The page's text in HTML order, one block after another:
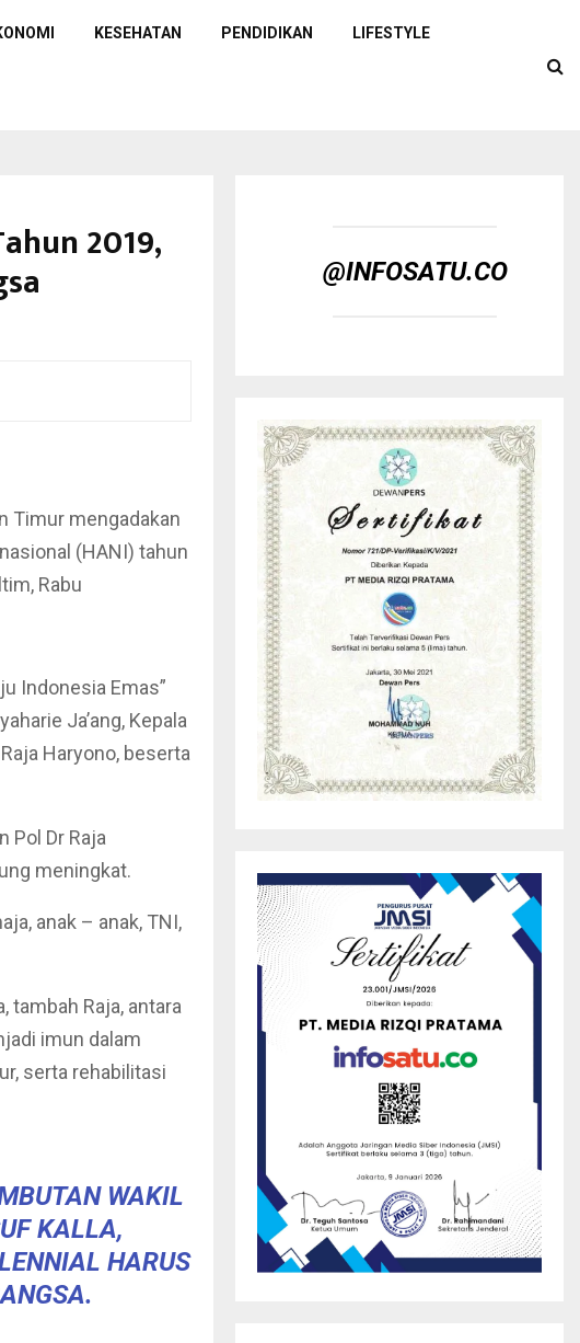
KESEHATAN PENDIDIKAN LIFESTYLE
2019,
Timur mengadakan
(HANI) tahun
Rabu
Indonesia Emas”
Ja’ang, Kepala
Haryono, beserta
Pol Dr Raja
meningkat.
anak – anak, TNI,
tambah Raja, antara
imun dalam
serta rehabilitasi
WAKIL
KALLA,
HARUS
@INFOSATU.CO